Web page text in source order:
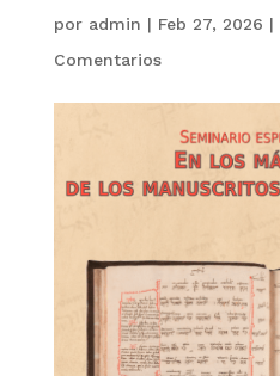
por admin | Feb 27, 2026 |
Comentarios